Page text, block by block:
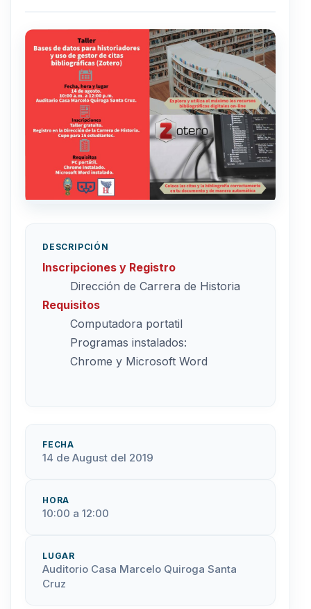
DESCRIPCIÓN
Inscripciones y Registro
Dirección de Carrera de Historia
Requisitos
Computadora portatil
Programas instalados:
Chrome y Microsoft Word
FECHA
14 de August del 2019
HORA
10:00 a 12:00
LUGAR
Auditorio Casa Marcelo Quiroga Santa
Cruz